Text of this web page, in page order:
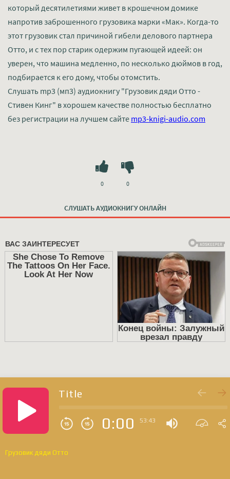
который десятилетиями живет в крошечном домике
напротив заброшенного грузовика марки «Мак». Когда-то
этот грузовик стал причиной гибели делового партнера
Отто, и с тех пор старик одержим пугающей идеей: он
уверен, что машина медленно, по несколько дюймов в год,
подбирается к его дому, чтобы отомстить.
Слушать mp3 (мп3) аудиокнигу "Грузовик дяди Отто -
Стивен Кинг" в хорошем качестве полностью бесплатно
без регистрации на лучшем сайте mp3-knigi-audio.com
СЛУШАТЬ АУДИОКНИГУ ОНЛАЙН
0 0
Title
0:00 53:43
Грузовик дяди Отто